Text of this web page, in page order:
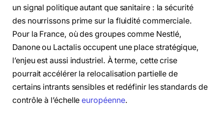
un signal politique autant que sanitaire : la sécurité
des nourrissons prime sur la fluidité commerciale.
Pour la France, où des groupes comme Nestlé,
Danoneou Lactalisoccupent une place stratégique,
l’enjeu est aussi industriel. À terme, cette crise
pourrait accélérer la relocalisation partielle de
certains intrants sensibles et redéfinir les standards de
contrôle à l’échelleeuropéenne.